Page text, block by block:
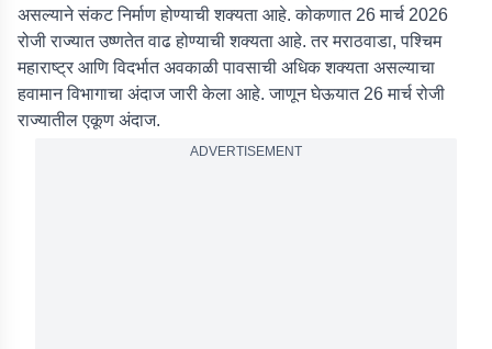
असल्याने संकट निर्माण होण्याची शक्यता आहे. कोकणात 26 मार्च 2026
रोजी राज्यात उष्णतेत वाढ होण्याची शक्यता आहे. तर मराठवाडा, पश्चिम
महाराष्ट्र आणि विदर्भात अवकाळी पावसाची अधिक शक्यता असल्याचा
हवामान विभागाचा अंदाज जारी केला आहे. जाणून घेऊयात 26 मार्च रोजी
राज्यातील एकूण अंदाज.
ADVERTISEMENT